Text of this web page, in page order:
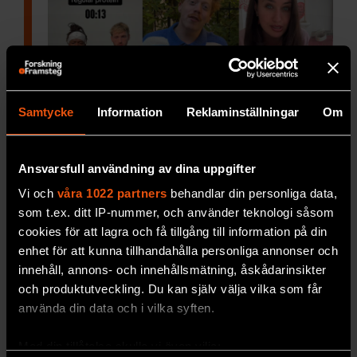
Samtycke Information Reklaminställningar Om
Ansvarsfull användning av dina uppgifter
Vi och våra 1022 partners behandlar din personliga data,
som t.ex. ditt IP-nummer, och använder teknologi såsom
cookies för att lagra och få tillgång till information på din
enhet för att kunna tillhandahålla personliga annonser och
innehåll, annons- och innehållsmätning, åskådarinsikter
och produktutveckling. Du kan själv välja vilka som får
använda din data och i vilka syften.
Vart tredje barn köper mat
och dryck de sett på sociala
medier
Barn och ungaexponeras dagligen för stora
mängder reklam för mat och dryck.